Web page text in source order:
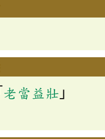
老當益壯 」